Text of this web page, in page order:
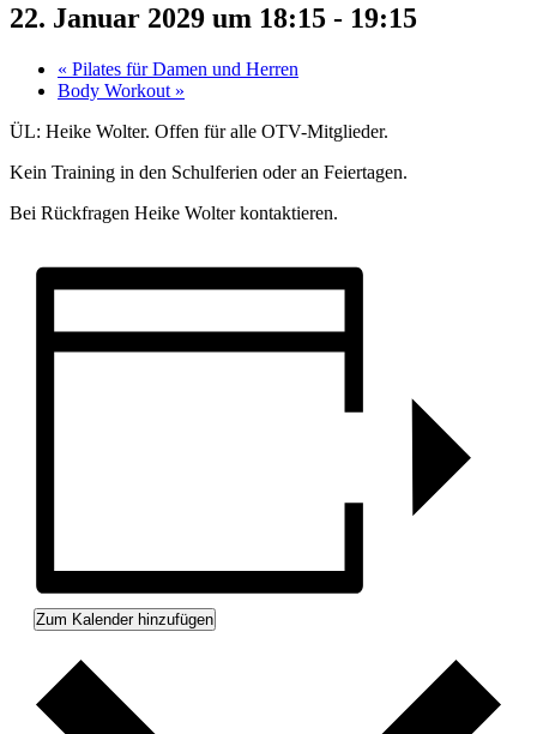
22. Januar 2029 um 18:15 - 19:15
« Pilates für Damen und Herren
Body Workout »
ÜL: Heike Wolter. Offen für alle OTV-Mitglieder.
Kein Training in den Schulferien oder an Feiertagen.
Bei Rückfragen Heike Wolter kontaktieren.
Zum Kalender hinzufügen